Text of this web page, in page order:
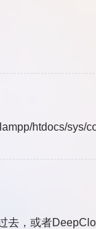
htdocs/sys/
去，或者